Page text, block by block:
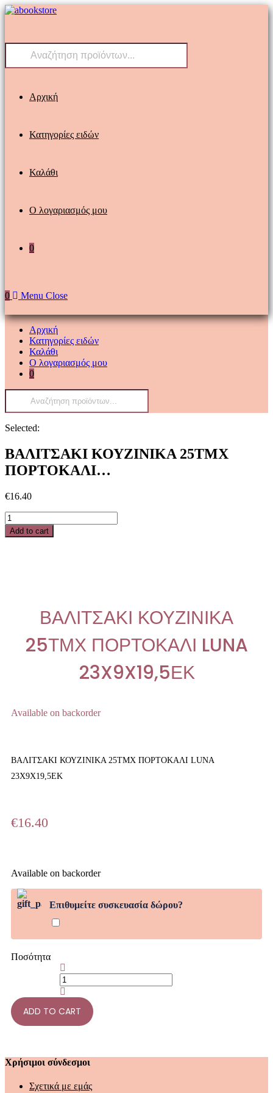
Αρχική
Κατηγορίες ειδών
Καλάθι
Ο λογαριασμός μου
0
0 Menu Close
Αρχική
Κατηγορίες ειδών
Καλάθι
Ο λογαριασμός μου
0
Selected:
ΒΑΛΙΤΣΑΚΙ ΚΟΥΖΙΝΙΚΑ 25ΤΜΧ
ΠΟΡΤΟΚΑΛΙ…
€16.40
Add to cart
ΒΑΛΙΤΣΑΚΙ ΚΟΥΖΙΝΙΚΑ
25ΤΜΧ ΠΟΡΤΟΚΑΛΙ LUNA
23X9X19,5ΕΚ
Available on backorder
ΒΑΛΙΤΣΑΚΙ ΚΟΥΖΙΝΙΚΑ 25ΤΜΧ ΠΟΡΤΟΚΑΛΙ LUNA
23X9X19,5ΕΚ
€16.40
Available on backorder
Επιθυμείτε συσκευασία δώρου?
Ποσότητα
ADD TO CART
Χρήσιμοι σύνδεσμοι
Σχετικά με εμάς